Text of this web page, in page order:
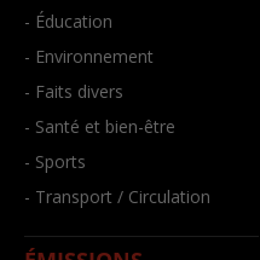
- Éducation
- Environnement
- Faits divers
- Santé et bien-être
- Sports
- Transport / Circulation